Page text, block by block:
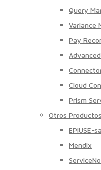
Query
Variance
Pay
Cloud
Prism
Otros Productos
EPIUSE-
Mendix